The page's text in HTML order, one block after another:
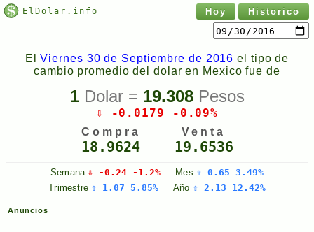
ElDolar.info Hoy Historico
ElViernes 30 de Septiembre de 2016 el tipo de
cambio promedio del dolar en Mexico fue de
1Dolar = 19.308Pesos
⇩ -0.0179 -0.09%
Compra
18.9624
Venta
19.6536
Semana ⇩ -0.24 -1.2% Mes ⇧ 0.65 3.49%
Trimestre ⇧ 1.07 5.85% Año ⇧ 2.13 12.42%
Anuncios